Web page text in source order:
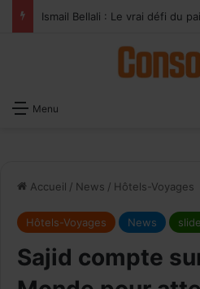
Menu
Accueil / News / Hôtels-Voyages
Hôtels-Voyages News slide
Sajid compte